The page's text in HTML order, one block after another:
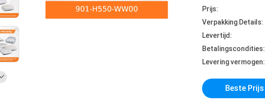
Prijs:
Verpakking Details:
Levertijd:
Betalingscondities:
Levering vermogen:
Beste Prijs